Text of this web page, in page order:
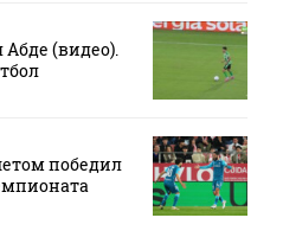
Абде (видео).
победил